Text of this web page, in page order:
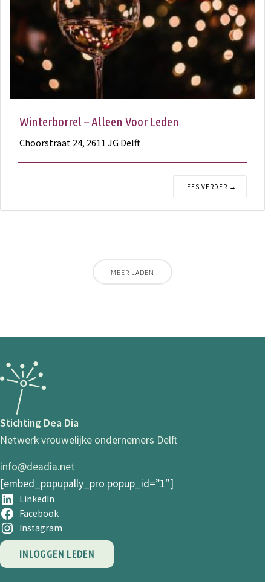
Winterborrel – Alleen Voor Leden
Choorstraat 24, 2611 JG Delft
LEES VERDER →
MEER LADEN
Stichting Dea Dia
Netwerk vrouwelijke ondernemers Delft
info@deadia.net
[embed_popupally_pro popup_id=”1″]
LinkedIn
Facebook
Instagram
INLOGGEN LEDEN